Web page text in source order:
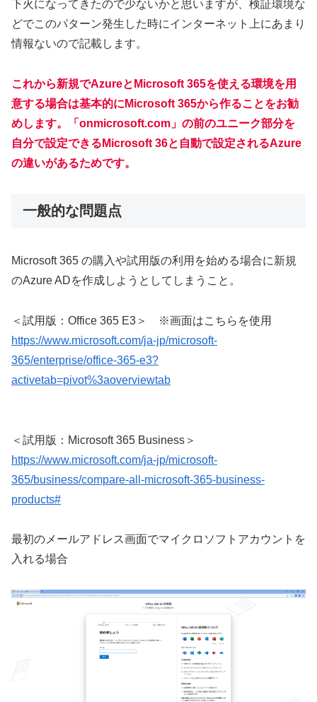
下火になってきたので少ないかと思いますが、検証環境な
どでこのパターン発生した時にインターネット上にあまり
情報ないので記載します。
これから新規でAzureとMicrosoft 365を使える環境を用
意する場合は基本的にMicrosoft 365から作ることをお勧
めします。「onmicrosoft.com」の前のユニーク部分を
自分で設定できるMicrosoft 36と自動で設定されるAzure
の違いがあるためです。
一般的な問題点
Microsoft 365 の購入や試用版の利用を始める場合に新規
のAzure ADを作成しようとしてしまうこと。
＜試用版：Office 365 E3＞ ※画面はこちらを使用
https://www.microsoft.com/ja-jp/microsoft-
365/enterprise/office-365-e3?
activetab=pivot%3aoverviewtab
＜試用版：Microsoft 365 Business＞
https://www.microsoft.com/ja-jp/microsoft-
365/business/compare-all-microsoft-365-business-
products#
最初のメールアドレス画面でマイクロソフトアカウントを
入れる場合